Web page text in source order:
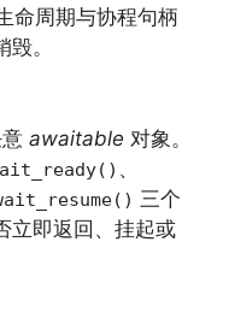
命周期与协程句柄
。
awaitable 对象。
、
三个
立即返回、挂起或